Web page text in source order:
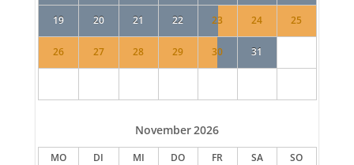
19 20 21 22 23 24 25
26 27 28 29 30 31
November2026
MO DI MI DO FR SA
SO